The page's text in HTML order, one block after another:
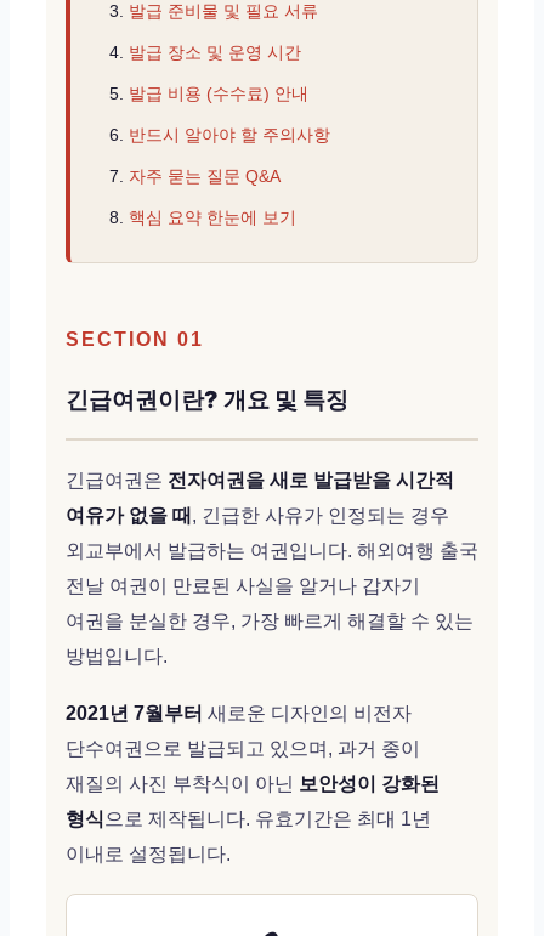
발급 준비물 및 필요 서류
발급 장소 및 운영 시간
발급 비용 (수수료) 안내
반드시 알아야 할 주의사항
자주 묻는 질문 Q&A
핵심 요약 한눈에 보기
SECTION 01
긴급여권이란? 개요 및 특징
긴급여권은 전자여권을 새로 발급받을 시간적
여유가 없을 때 , 긴급한 사유가 인정되는 경우
외교부에서 발급하는 여권입니다. 해외여행 출국
전날 여권이 만료된 사실을 알거나 갑자기
여권을 분실한 경우, 가장 빠르게 해결할 수 있는
방법입니다.
2021년 7월부터 새로운 디자인의 비전자
단수여권으로 발급되고 있으며, 과거 종이
재질의 사진 부착식이 아닌 보안성이 강화된
형식 으로 제작됩니다. 유효기간은 최대 1년
이내로 설정됩니다.